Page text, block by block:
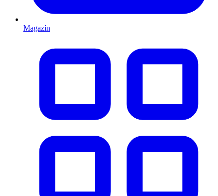
Magazín